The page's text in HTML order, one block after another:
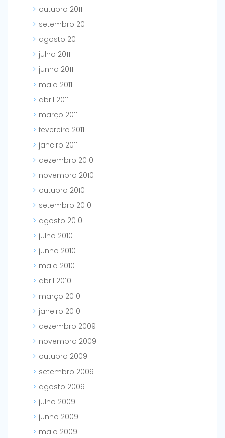
outubro 2011
setembro 2011
agosto 2011
julho 2011
junho 2011
maio 2011
abril 2011
março 2011
fevereiro 2011
janeiro 2011
dezembro 2010
novembro 2010
outubro 2010
setembro 2010
agosto 2010
julho 2010
junho 2010
maio 2010
abril 2010
março 2010
janeiro 2010
dezembro 2009
novembro 2009
outubro 2009
setembro 2009
agosto 2009
julho 2009
junho 2009
maio 2009